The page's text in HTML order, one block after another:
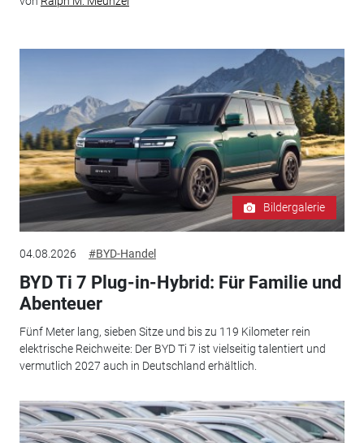
Bildergalerie
04.08.2026 #BYD-Handel
BYD Ti 7 Plug-in-Hybrid: Für Familie und
Abenteuer
Fünf Meter lang, sieben Sitze und bis zu 119 Kilometer rein
elektrische Reichweite: Der BYD Ti 7 ist vielseitig talentiert und
vermutlich 2027 auch in Deutschland erhältlich.